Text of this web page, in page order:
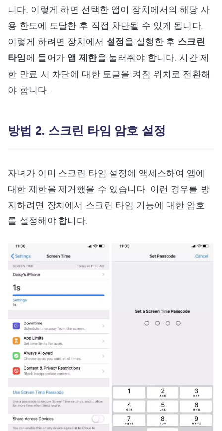
니다. 이렇게 하면 선택한 앱이 장치에서의 해당 사
용 한도에 도달한 후 직접 차단될 수 있게 됩니다.
이렇게 하려면 장치에서 설정을 실행한 후 스크린
타임에 들어가 앱 제한을 눌러줘야 합니다. 시간 제
한 만료 시 차단에 대한 토글을 켜짐 위치로 전환해
야 합니다.
방법 2. 스크린 타임 암호 설정
자녀가 이미 스크린 타임 설정에 액세스하여 앱에
대한 제한을 제거했을 수 있습니다. 이런 경우를 방
지하려면 장치에서 스크린 타임 기능에 대한 암호
를 설정해야 합니다.